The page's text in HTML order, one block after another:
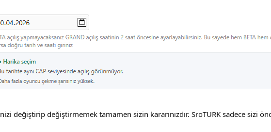
değiştirip değiştirmemek tamamen sizin kararınızdır. SroTURK sadece sizi